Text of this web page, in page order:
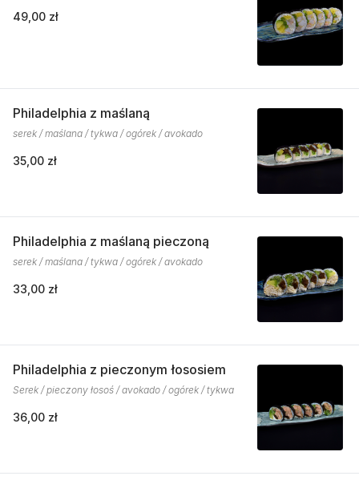
49,00 zł
Philadelphia z maślaną
serek / maślana / tykwa / ogórek / avokado
35,00 zł
Philadelphia z maślaną pieczoną
serek / maślana / tykwa / ogórek / avokado
33,00 zł
Philadelphia z pieczonym łososiem
Serek / pieczony łosoś / avokado / ogórek / tykwa
36,00 zł